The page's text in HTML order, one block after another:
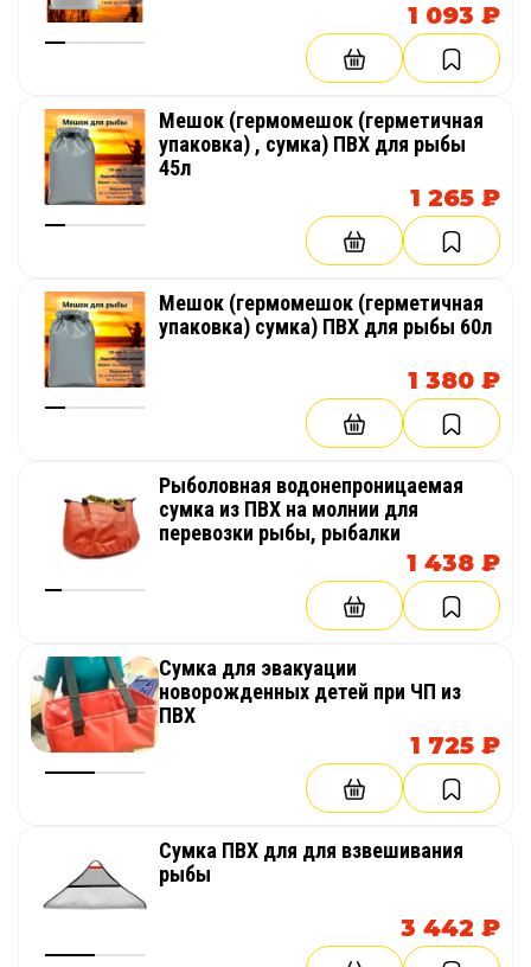
1 093 ₽
Мешок (гермомешок (герметичная
упаковка) , сумка) ПВХ для рыбы
45л
1 265 ₽
Мешок (гермомешок (герметичная
упаковка) сумка) ПВХ для рыбы 60л
1 380 ₽
Рыболовная водонепроницаемая
сумка из ПВХ на молнии для
перевозки рыбы, рыбалки
1 438 ₽
Сумка для эвакуации
новорожденных детей при ЧП из
ПВХ
1 725 ₽
Сумка ПВХ для для взвешивания
рыбы
3 442 ₽